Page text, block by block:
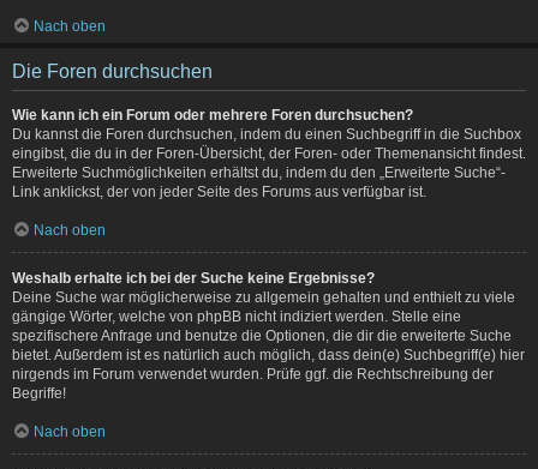
Nach oben
Die Foren durchsuchen
Wie kann ich ein Forum oder mehrere Foren durchsuchen?
Du kannst die Foren durchsuchen, indem du einen Suchbegriff in die Suchbox
eingibst, die du in der Foren-Übersicht, der Foren- oder Themenansicht findest.
Erweiterte Suchmöglichkeiten erhältst du, indem du den „Erweiterte Suche“-
Link anklickst, der von jeder Seite des Forums aus verfügbar ist.
Nach oben
Weshalb erhalte ich bei der Suche keine Ergebnisse?
Deine Suche war möglicherweise zu allgemein gehalten und enthielt zu viele
gängige Wörter, welche von phpBB nicht indiziert werden. Stelle eine
spezifischere Anfrage und benutze die Optionen, die dir die erweiterte Suche
bietet. Außerdem ist es natürlich auch möglich, dass dein(e) Suchbegriff(e) hier
nirgends im Forum verwendet wurden. Prüfe ggf. die Rechtschreibung der
Begriffe!
Nach oben